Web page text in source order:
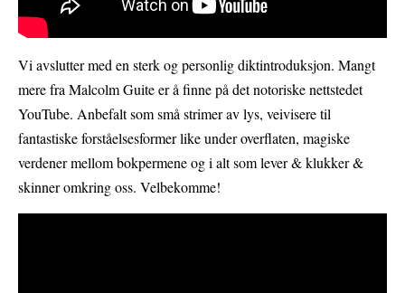
Vi avslutter med en sterk og personlig diktintroduksjon. Mangt
mere fra Malcolm Guite er å finne på det notoriske nettstedet
YouTube. Anbefalt som små strimer av lys, veivisere til
fantastiske forståelsesformer like under overflaten, magiske
verdener mellom bokpermene og i alt som lever & klukker &
skinner omkring oss. Velbekomme!